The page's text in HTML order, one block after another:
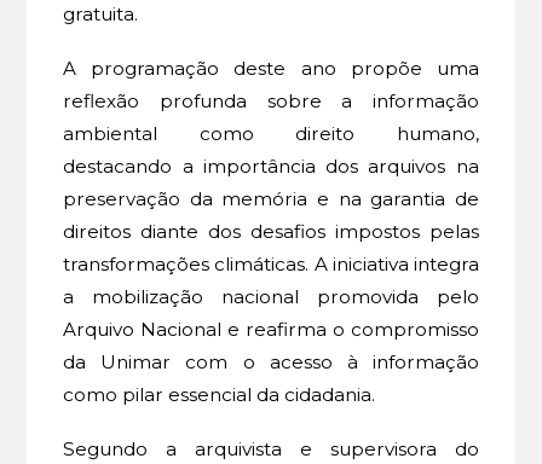
gratuita.
A programação deste ano propõe uma
reflexão profunda sobre a informação
ambiental como direito humano,
destacando a importância dos arquivos na
preservação da memória e na garantia de
direitos diante dos desafios impostos pelas
transformações climáticas. A iniciativa integra
a mobilização nacional promovida pelo
Arquivo Nacional e reafirma o compromisso
da Unimar com o acesso à informação
como pilar essencial da cidadania.
Segundo a arquivista e supervisora do